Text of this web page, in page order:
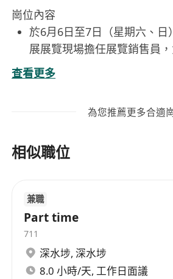
崗位內容
於6月6日至7日（星期六、日
展展覽現場擔任展覽銷售員
客接待及現場銷售工作。
主動與參觀者溝通，了解其需
協助展臺佈置、物料整理及
處理現場諮詢、簡單疑難解
與簡短工作匯報與經驗分享。
工作要求
具備實際銷售工作經驗，熟悉
顧客心理，能獨立應對不同類
查看更多
為您推薦更多合適
相似職位
兼職
Part time
711
深水埗, 深水埗
8.0 小時/天, 工作日面議